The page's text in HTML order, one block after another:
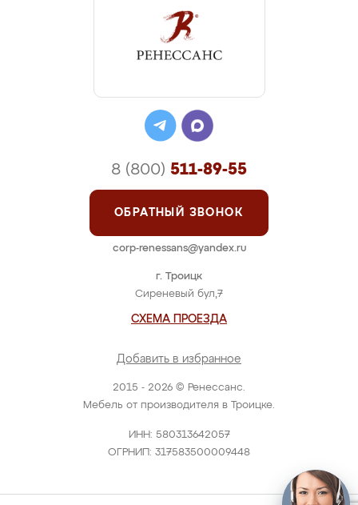
2015 - 2026 © Ренессанс.
Мебель от производителя в Троицке.
ИНН: 580313642057
ОГРНИП: 317583500009448
г. Троицк
Сиреневый бул,7
СХЕМА ПРОЕЗДА
Добавить в избранное
8 (800) 511-89-55
ОБРАТНЫЙ ЗВОНОК
corp-renessans@yandex.ru